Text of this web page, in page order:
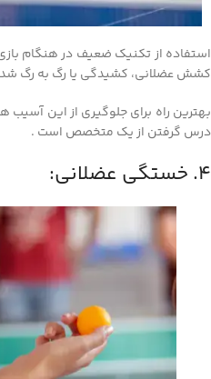
استفاده از تکنیک ضعیف در هنگام
کشش عضلانی، کشیدگی یا رگ به رگ
بهترین راه برای جلوگیری از این
درس گرفتن از یک متخصص است .
4. خستگی عضلانی: